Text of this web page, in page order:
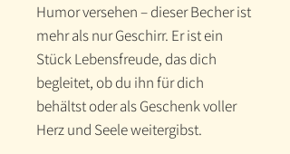
Humor versehen – dieser Becher ist
mehr als nur Geschirr. Er ist ein
Stück Lebensfreude, das dich
begleitet, ob du ihn für dich
behältst oder als Geschenk voller
Herz und Seele weitergibst.